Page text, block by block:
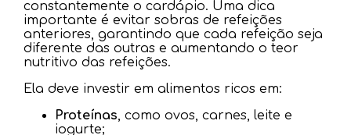
constantemente o cardápio. Uma dica
importante é evitar sobras de refeições
anteriores, garantindo que cada refeição seja
diferente das outras e aumentando o teor
nutritivo das refeições.
Ela deve investir em alimentos ricos em:
Proteínas, como ovos, carnes, leite e
iogurte;